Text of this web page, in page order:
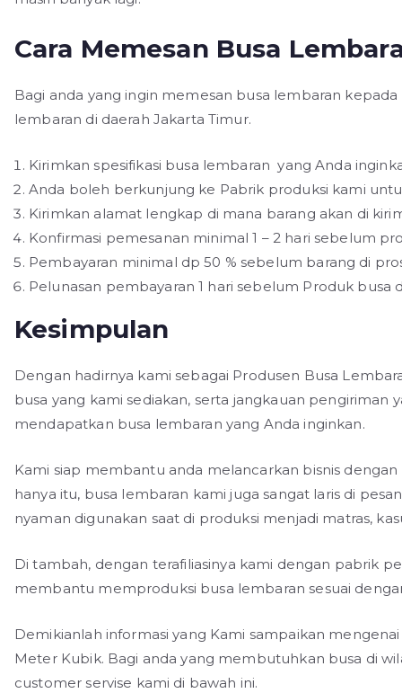
Cara Memesan Busa
Bagi anda yang ingin memesan busa lembaran
lembaran di daerah Jakarta Timur.
Kirimkan spesifikasi busa lembaran yang Anda
Anda boleh berkunjung ke Pabrik produksi kami
Kirimkan alamat lengkap di mana barang akan di
Konfirmasi pemesanan minimal 1 – 2 hari sebelum
Pembayaran minimal dp 50 % sebelum barang di
Pelunasan pembayaran 1 hari sebelum Produk busa
Kesimpulan
Dengan hadirnya kami sebagai Produsen Busa
busa yang kami sediakan, serta jangkauan
mendapatkan busa lembaran yang Anda inginkan.
Kami siap membantu anda melancarkan bisnis
hanya itu, busa lembaran kami juga sangat laris di
nyaman digunakan saat di produksi menjadi matras,
Di tambah, dengan terafiliasinya kami dengan pabrik
membantu memproduksi busa lembaran sesuai
Demikianlah informasi yang Kami sampaikan
Meter Kubik. Bagi anda yang membutuhkan busa di
customer servise kami di bawah ini.